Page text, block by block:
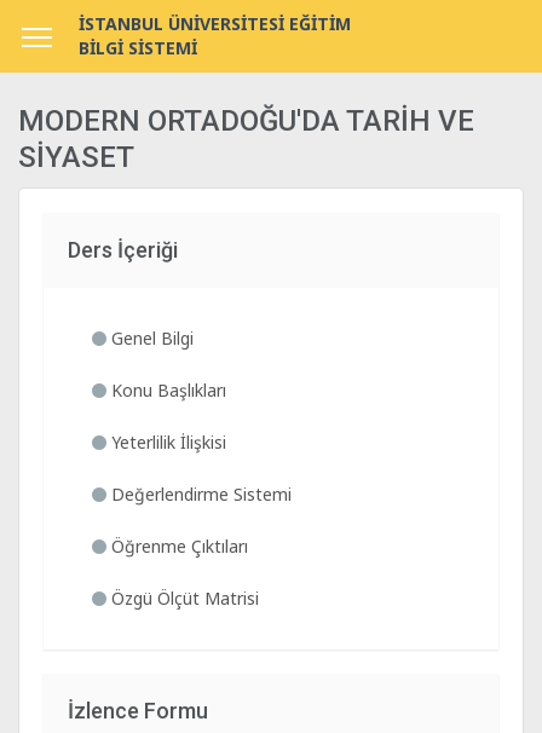
İSTANBUL ÜNİVERSİTESİ EĞİTİM
BİLGİ SİSTEMİ
MODERN ORTADOĞU'DA TARİH VE
SİYASET
Ders İçeriği
Genel Bilgi
Konu Başlıkları
Yeterlilik İlişkisi
Değerlendirme Sistemi
Öğrenme Çıktıları
Özgü Ölçüt Matrisi
İzlence Formu